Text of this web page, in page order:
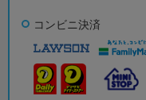
コンビニ決済